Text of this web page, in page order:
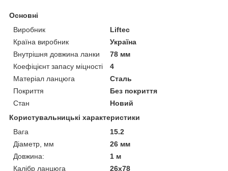
Основні
Виробник
Liftec
Країна виробник
Україна
Внутрішня довжина ланки
78 мм
Коефіцієнт запасу міцності
4
Матеріал ланцюга
Сталь
Покриття
Без покриття
Стан
Новий
Користувальницькі характеристики
Вага
15.2
Діаметр, мм
26 мм
Довжина:
1 м
Калібр ланцюга
26x78